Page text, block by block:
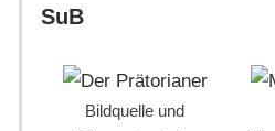
SuB
Bildquelle und